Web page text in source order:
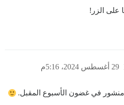
على الزر!
29 أغسطس 2024، 5:16م
في غضون الأسبوع المقبل.